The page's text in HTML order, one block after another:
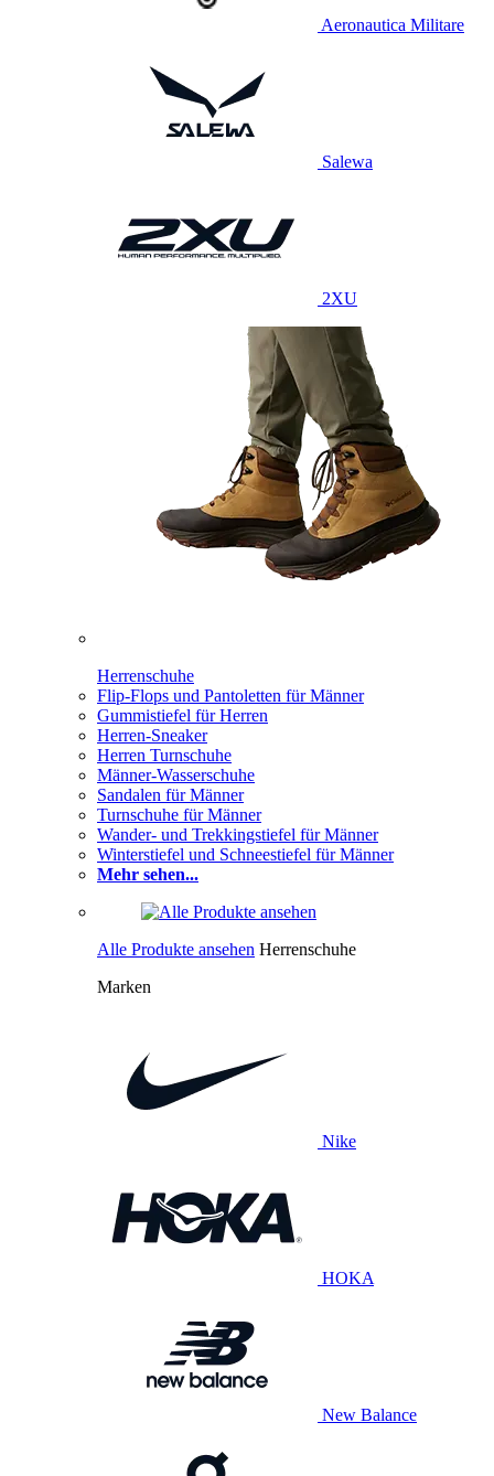
Aeronautica Militare
Salewa
2XU
Herrenschuhe
Flip-Flops und Pantoletten für Männer
Gummistiefel für Herren
Herren-Sneaker
Herren Turnschuhe
Männer-Wasserschuhe
Sandalen für Männer
Turnschuhe für Männer
Wander- und Trekkingstiefel für Männer
Winterstiefel und Schneestiefel für Männer
Mehr sehen...
Alle Produkte ansehen Herrenschuhe
Marken
Nike
HOKA
New Balance